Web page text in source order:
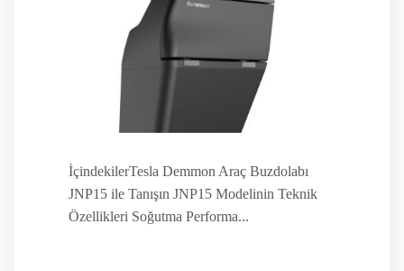
İçindekilerTesla Demmon Araç Buzdolabı
JNP15 ile Tanışın JNP15 Modelinin Teknik
Özellikleri Soğutma Performa...